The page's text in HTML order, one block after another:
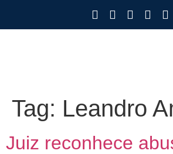
Tag: Leandro
Juiz reconhece